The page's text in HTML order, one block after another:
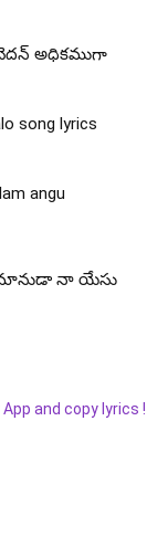
అధికముగా
song lyrics
angu
నా యేసు
and copy lyrics !